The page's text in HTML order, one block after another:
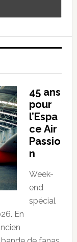
45 ans
pour
l’Espa
ce Air
Passio
n
Week-
end
spécial
En